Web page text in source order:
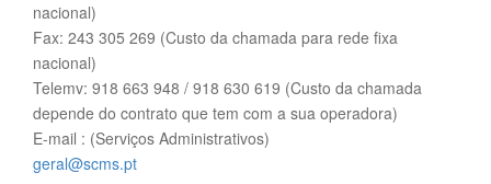
nacional)
Fax: 243 305 269 (Custo da chamada para rede fixa
nacional)
Telemv: 918 663 948 / 918 630 619 (Custo da chamada
depende do contrato que tem com a sua operadora)
E-mail : (Serviços Administrativos)
geral@scms.pt